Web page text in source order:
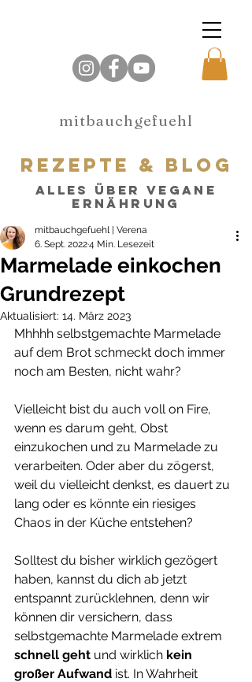
mitbauchgefuehl
Marmelade einkochen
Grundrezept
mitbauchgefuehl | Verena
6. Sept. 20224 Min. Lesezeit
Aktualisiert: 14. März 2023
Mhhhh selbstgemachte Marmelade
auf dem Brot schmeckt doch immer
noch am Besten, nicht wahr?
Vielleicht bist du auch voll on Fire,
wenn es darum geht, Obst
einzukochen und zu Marmelade zu
verarbeiten. Oder aber du zögerst,
weil du vielleicht denkst, es dauert zu
lang oder es könnte ein riesiges
Chaos in der Küche entstehen?
Solltest du bisher wirklich gezögert
haben, kannst du dich ab jetzt
entspannt zurücklehnen, denn wir
können dir versichern, dass
selbstgemachte Marmelade extrem
schnell geht und wirklich kein
großer Aufwand ist. In Wahrheit
rezepte & blog
alles über vegane
Ernährung